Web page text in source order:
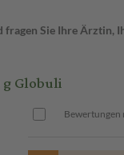
fragen Sie Ihre
Globuli
Bewertungen